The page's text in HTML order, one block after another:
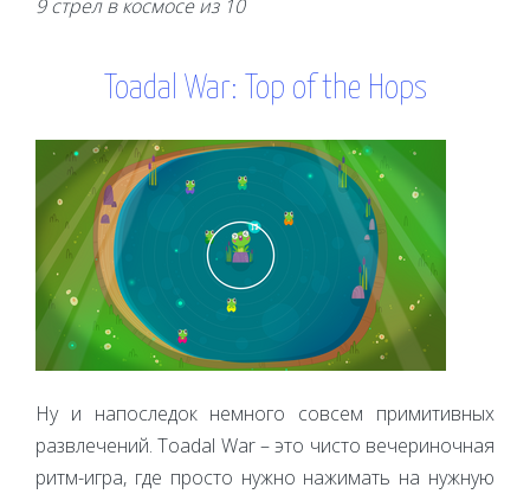
9 стрел в космосе из 10
Toadal War: Top of the Hops
Ну и напоследок немного совсем примитивных
развлечений. Toadal War – это чисто вечериночная
ритм-игра, где просто нужно нажимать на нужную